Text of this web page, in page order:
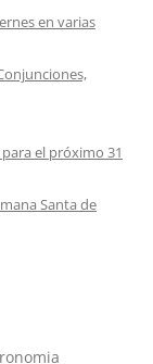
en varias
el próximo 31
Santa de